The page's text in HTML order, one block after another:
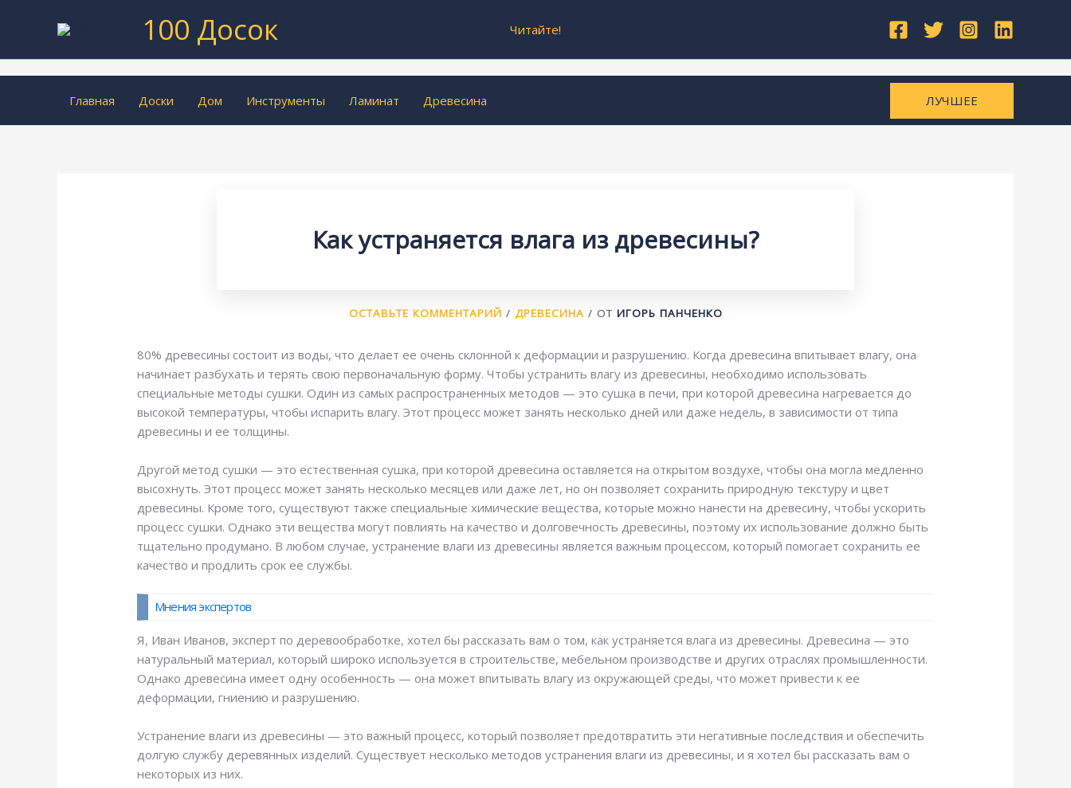
100 Досок Читайте!
Главная Доски Дом Инструменты Ламинат Древесина ЛУЧШЕЕ
Как устраняется влага из древесины?
ОСТАВЬТЕ КОММЕНТАРИЙ / ДРЕВЕСИНА / ОТ ИГОРЬ ПАНЧЕНКО
80% древесины состоит из воды, что делает ее очень склонной к деформации и разрушению. Когда древесина впитывает влагу, она
начинает разбухать и терять свою первоначальную форму. Чтобы устранить влагу из древесины, необходимо использовать
специальные методы сушки. Один из самых распространенных методов — это сушка в печи, при которой древесина нагревается до
высокой температуры, чтобы испарить влагу. Этот процесс может занять несколько дней или даже недель, в зависимости от типа
древесины и ее толщины.
Другой метод сушки — это естественная сушка, при которой древесина оставляется на открытом воздухе, чтобы она могла медленно
высохнуть. Этот процесс может занять несколько месяцев или даже лет, но он позволяет сохранить природную текстуру и цвет
древесины. Кроме того, существуют также специальные химические вещества, которые можно нанести на древесину, чтобы ускорить
процесс сушки. Однако эти вещества могут повлиять на качество и долговечность древесины, поэтому их использование должно быть
тщательно продумано. В любом случае, устранение влаги из древесины является важным процессом, который помогает сохранить ее
качество и продлить срок ее службы.
Мнения экспертов
Я, Иван Иванов, эксперт по деревообработке, хотел бы рассказать вам о том, как устраняется влага из древесины. Древесина — это
натуральный материал, который широко используется в строительстве, мебельном производстве и других отраслях промышленности.
Однако древесина имеет одну особенность — она может впитывать влагу из окружающей среды, что может привести к ее
деформации, гниению и разрушению.
Устранение влаги из древесины — это важный процесс, который позволяет предотвратить эти негативные последствия и обеспечить
долгую службу деревянных изделий. Существует несколько методов устранения влаги из древесины, и я хотел бы рассказать вам о
некоторых из них.